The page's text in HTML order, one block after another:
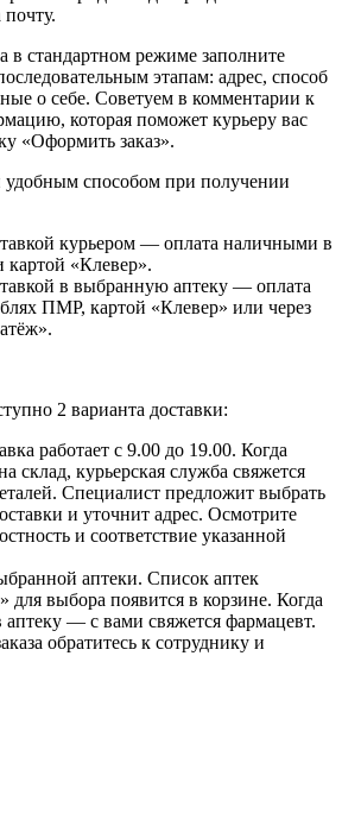
в стандартном режиме заполните
этапам: адрес, способ
о себе. Советуем в комментарии к
которая поможет курьеру вас
«Оформить заказ».
способом при получении
курьером — оплата наличными в
«Клевер».
в выбранную аптеку — оплата
ПМР, картой «Клевер» или через
2 варианта доставки:
работает с 9.00 до 19.00. Когда
склад, курьерская служба свяжется
Специалист предложит выбрать
и уточнит адрес. Осмотрите
и соответствие указанной
аптеки. Список аптек
для выбора появится в корзине. Когда
аптеку — с вами свяжется фармацевт.
обратитесь к сотруднику и